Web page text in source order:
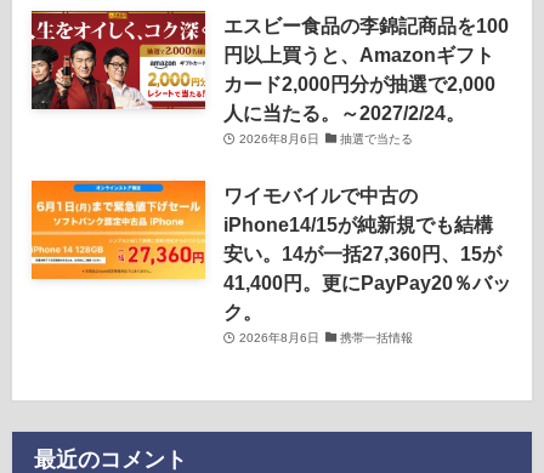
エスビー食品の李錦記商品を100
円以上買うと、Amazonギフト
カード2,000円分が抽選で2,000
人に当たる。～2027/2/24。
2026年8月6日 抽選で当たる
ワイモバイルで中古の
iPhone14/15が純新規でも結構
安い。14が一括27,360円、15が
41,400円。更にPayPay20％バッ
ク。
2026年8月6日 携帯一括情報
最近のコメント